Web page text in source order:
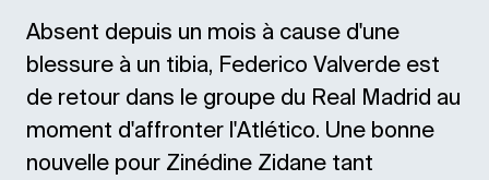
Absent depuis un mois à cause d'une
blessure à un tibia, Federico Valverde est
de retour dans le groupe du Real Madrid au
moment d'affronter l'Atlético. Une bonne
nouvelle pour Zinédine Zidane tant